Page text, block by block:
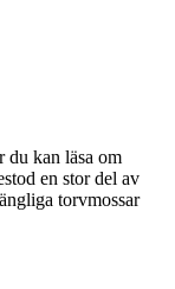
du kan läsa om
en stor del av
torvmossar